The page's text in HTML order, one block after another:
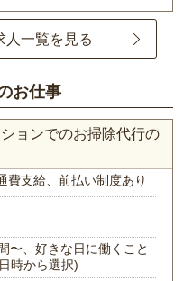
人一覧を見る
お仕事
ョンでのお掃除代行の
費支給、前払い制度あり
〜、好きな日に働くこと
時から選択)